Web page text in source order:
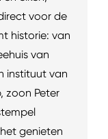
voor de
historie: van
van
instituut van
zoon Peter
genieten